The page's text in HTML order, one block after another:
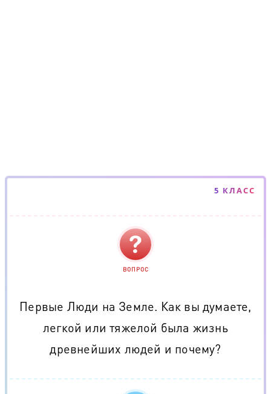
5 КЛАСС
ВОПРОС
Первые Люди на Земле. Как вы думаете,
легкой или тяжелой была жизнь
древнейших людей и почему?